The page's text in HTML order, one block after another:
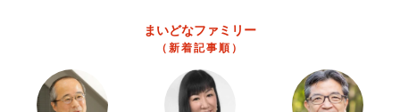
まいどなファミリー
（新着記事順）